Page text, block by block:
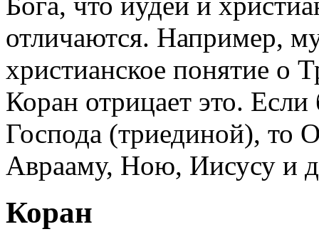
отличаются. Например,
христианское понятие о
Коран отрицает это.
Господа (триединой), то
Аврааму, Ною, Иисусу и
Коран